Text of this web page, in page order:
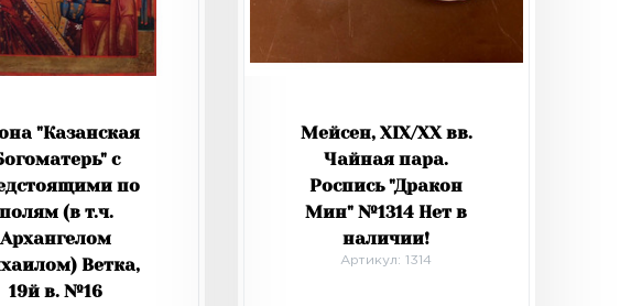
"Казанская
с
по
полям (в т.ч.
Архангелом
Ветка,
19й в. №16
Мейсен, XIX/XX вв.
Чайная пара.
Роспись "Дракон
Мин" №1314 Нет в
наличии!
Артикул: 1314